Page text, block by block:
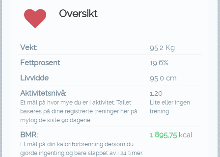
Oversikt
Vekt:
95.2 Kg
Fettprosent
19.6%
Livvidde
95.0 cm
Aktivitetsnivå:
Et mål på hvor mye du er i aktivitet. Tallet
baseres på dine registrerte treninger her på
mylog de siste 90 dagene.
1,20
Lite eller ingen
trening
BMR:
Et mål på din kaloriforbrenning dersom du
gjorde ingenting og bare slappet av i 24 timer.
1 895,75kcal